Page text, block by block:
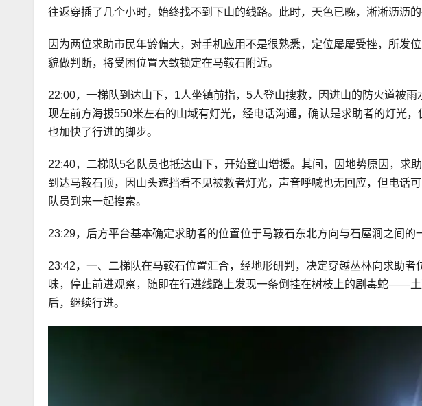
往返穿插了几个小时，始终找不到下山的线路。此时，天色已晚，淅淅沥沥
因为两位求助市民年龄偏大，对手机应用不是很熟悉，定位屡屡受挫，所发
貌做判断，将受困位置大致锁定在马鞍石附近。
22:00，一梯队到达山下，1人坐镇前指，5人登山搜救，因进山的防火道被
现左前方海拔550米左右的山域有灯光，经电话沟通，确认是求助者的灯光
也加快了行进的脚步。
22:40，二梯队5名队员也抵达山下，开始登山增援。其间，因地势原因，求
到达马鞍石顶，因山头遮挡看不见被救者灯光，声音呼喊也无回应，但电话
队员到来一起搜索。
23:29，后方平台基本确定求助者的位置位于马鞍石东北方向与石屋涧之间的
23:42，一、二梯队在马鞍石位置汇合，经地形研判，决定穿越丛林向求助
味，停止前进观察，随即在行进线路上发现一条倒挂在树枝上的剧毒蛇——
后，继续行进。